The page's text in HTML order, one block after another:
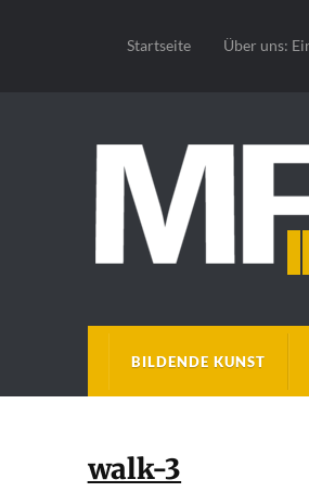
Startseite Über uns:
BILDENDE KUNST
walk-3